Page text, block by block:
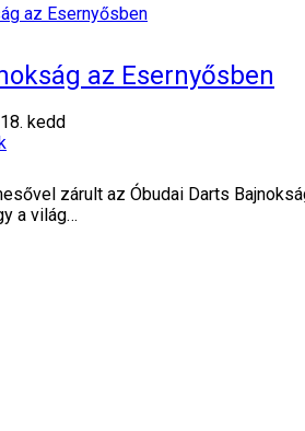
az Esernyősben
kedd
zárult az Óbudai Darts
a világ…